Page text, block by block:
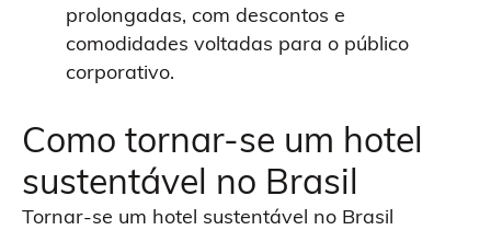
prolongadas, com descontos e
comodidades voltadas para o público
corporativo.
Como tornar-se um hotel
sustentável no Brasil
Tornar-se um hotel sustentável no Brasil